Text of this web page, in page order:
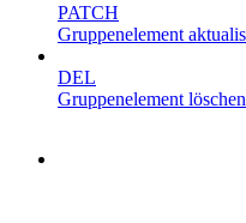
PATCH
Gruppenelement
DEL
Gruppenelement löschen